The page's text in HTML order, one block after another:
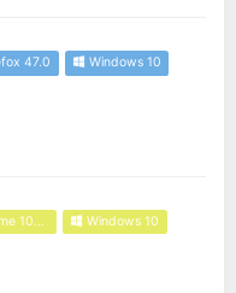
47.0
Windows 10
Windows 10